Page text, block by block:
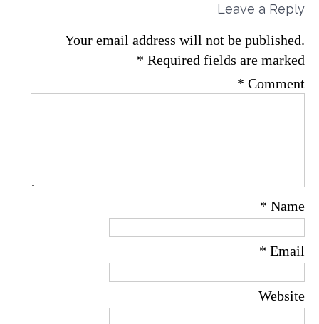
Leave a Reply
Your email address will not be published.
Required fields are marked
*
Comment
*
Name
*
Email
*
Website